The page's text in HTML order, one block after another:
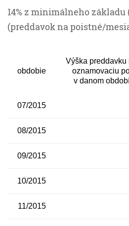
14% z minimálneho základu
(preddavok na poistné/
obdobie
Výška
oznamovaciu
v danom
07/2015
08/2015
09/2015
10/2015
11/2015